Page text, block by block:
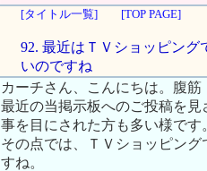
[タイトル一覧] [TOP PAGE]
92. 最近はＴＶショッピン
いのですね
カーチさん、こんにちは。腹筋
最近の当掲示板へのご投稿を
事を目にされた方も多い様です
その点では、ＴＶショッピン
すね。